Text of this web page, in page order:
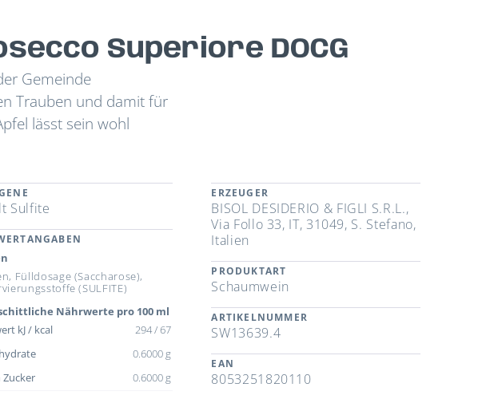
Superiore DOCG
Gemeinde
Trauben und damit für
lässt sein wohl
Sulfite
Fülldosage (Saccharose),
(SULFITE)
Nährwerte pro 100 ml
kJ / kcal
294 / 67
0.6000 g
Zucker
0.6000 g
ERZEUGER
BISOL DESIDERIO & FIGLI S.R.L.,
Via Follo 33, IT, 31049, S. Stefano,
Italien
PRODUKTART
Schaumwein
ARTIKELNUMMER
SW13639.4
EAN
8053251820110